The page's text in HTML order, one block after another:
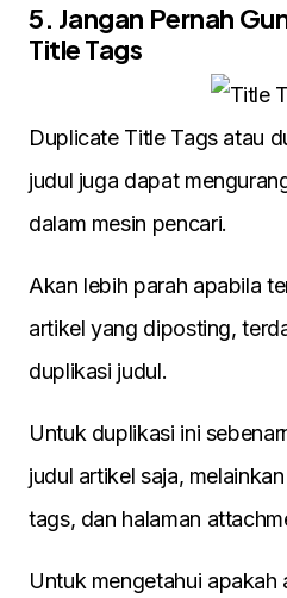
5. Jangan Pernah
Title Tags
Duplicate Title Tags atau
judul juga dapat
dalam mesin pencari.
Akan lebih parah apabila
artikel yang diposting,
duplikasi judul.
Untuk duplikasi ini
judul artikel saja,
tags, dan halaman
Untuk mengetahui